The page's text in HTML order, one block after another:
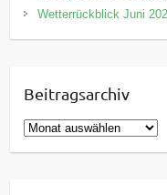
Wetterrückblick Juni
Beitragsarchiv
B
e